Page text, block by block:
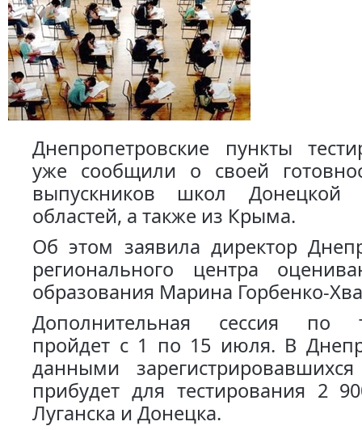
Днепропетровские пункты
уже сообщили о своей
выпускников школ Донецкой
областей, а также из Крыма.
Об этом заявила директор
регионального центра
образования Марина Горбенко-
Дополнительная сессия по
пройдет с 1 по 15 июля. В
данными
прибудет для тестирования 2
Луганска и Донецка.